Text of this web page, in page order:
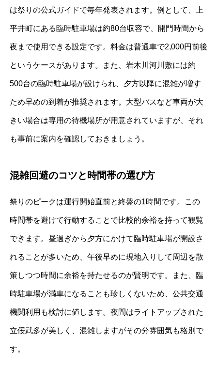
は祭りの公式ガイドで毎年発表されます。例として、上
平井町にある臨時駐車場は約80台収容で、開門時間から
夜まで使用できる設定です。料金は普通車で2,000円前後
というケースがあります。また、岩木川河川敷には約
500台の臨時駐車場が設けられ、夕方以降に混雑が増す
ため早めの到着が推奨されます。大型バスなど車両が大
きい場合は専用の待機場所が用意されていますが、それ
も事前に案内を確認しておきましょう。
混雑回避のコツと時間帯の選び方
祭りのピークは運行開始直前と終盤の1時間です。この
時間帯を避けて行動することで比較的余裕を持って観覧
できます。昼過ぎから夕方にかけて臨時駐車場が開設さ
れることが多いため、午後早めに現地入りして周辺を散
策しつつ時間に余裕を持たせるのが賢明です。また、臨
時駐車場が満車になることも珍しくないため、公共交通
機関利用も検討に値します。夜間はライトアップされた
立佞武多が美しく、混雑しますがその分雰囲気も格別で
す。